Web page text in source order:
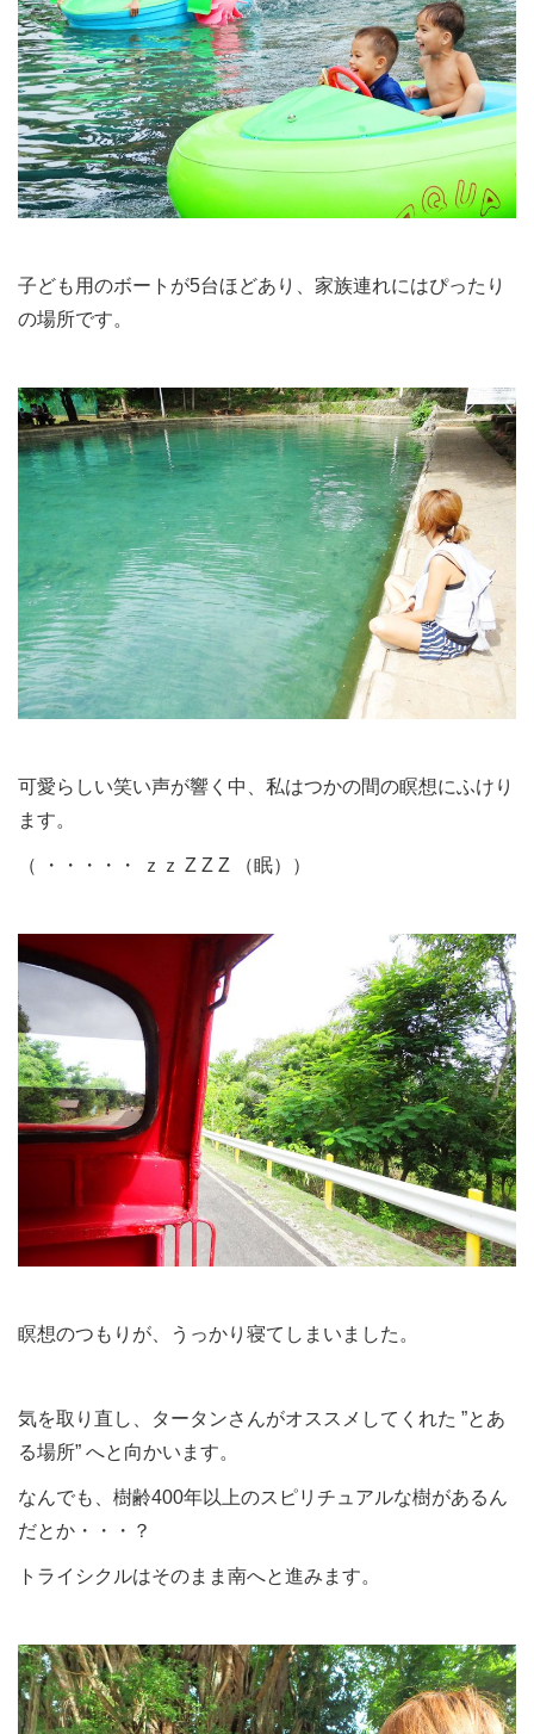
子ども用のボートが5台ほどあり、家族連れにはぴったり
の場所です。
可愛らしい笑い声が響く中、私はつかの間の瞑想にふけり
ます。
（ ・・・・・ ｚｚ Z Z Z （眠））
瞑想のつもりが、うっかり寝てしまいました。
気を取り直し、タータンさんがオススメしてくれた ”とあ
る場所” へと向かいます。
なんでも、樹齢400年以上のスピリチュアルな樹があるん
だとか・・・？
トライシクルはそのまま南へと進みます。